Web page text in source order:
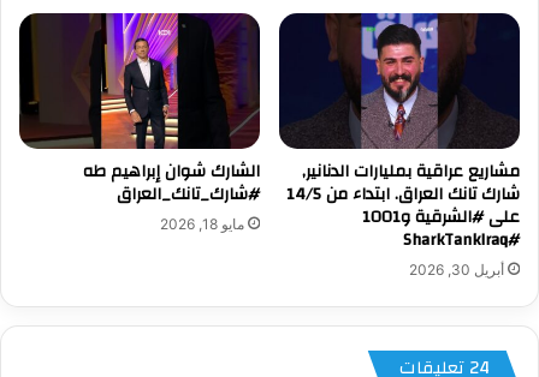
مشاريع عراقية بمليارات الدنانير,
شارك تانك العراق. ابتداء من 14/5
على #الشرقية و1001
#SharkTankIraq
أبريل 30, 2026
الشارك شوان إبراهيم طه
#شارك_تانك_العراق
مايو 18, 2026
‫24 تعليقات